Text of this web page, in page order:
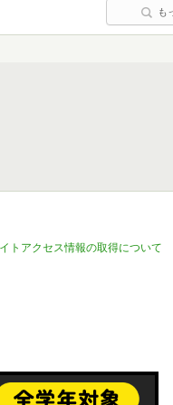
も
トアクセス情報の取得について